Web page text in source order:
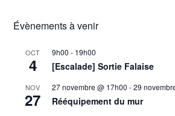
Évènements à venir
OCT
4
9h00 - 19h00
[Escalade] Sortie Falaise
NOV
27
27 novembre @ 17h00 -29
Rééquipement du mur